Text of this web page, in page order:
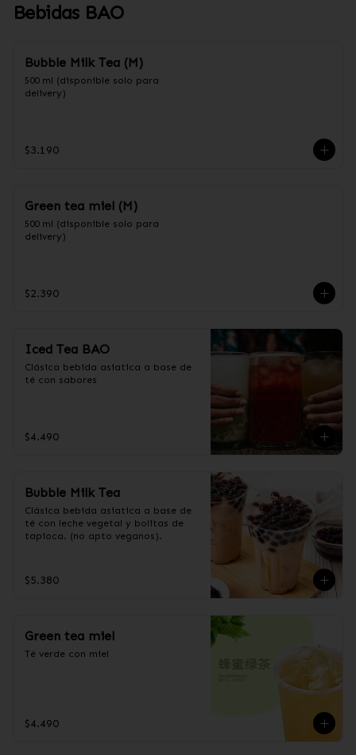
Bebidas BAO
Bubble Milk Tea (M)
500 ml (disponible solo para
delivery)
$3.190
Green tea miel (M)
500 ml (disponible solo para
delivery)
$2.390
Iced Tea BAO
Clásica bebida asiatica a base de
té con sabores
$4.490
Bubble Milk Tea
Clásica bebida asiatica a base de
té con leche vegetal y bolitas de
tapioca. (no apto veganos).
$5.380
Green tea miel
Té verde con miel
$4.490